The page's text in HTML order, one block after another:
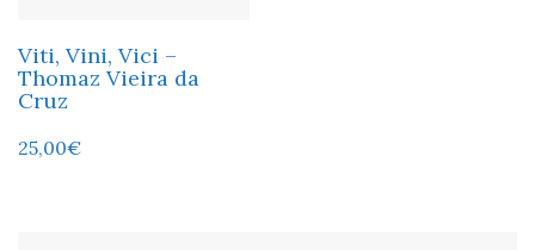
Viti, Vini, Vici –
Thomaz Vieira da
Cruz
25,00€